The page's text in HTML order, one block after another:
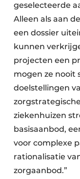
geselecteerde
Alleen als aan
een dossier
kunnen
projecten een
mogen ze nooit
doelstellingen
ziekenhuizen
basisaanbod,
voor complexe
rationalisatie
zorgaanbod.”